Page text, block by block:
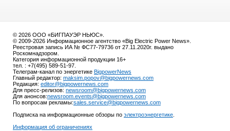
© 2026 ООО «БИГПАУЭР НЬЮС».
© 2009-2026 Информационное агентство «Big Electric Power News».
Реестровая запись ИА № ФС77-79736 от 27.11.2020г. выдано
Роскомнадзором.
Категория информационной продукции 16+
тел. : +7(495) 589-51-97.
Телеграм-канал по энергетике BigpowerNews
Главный редактор: maksim.popov@bigpowernews.com
Редакция: editor@bigpowernews.com
Для пресс-релизов: newsroom@bigpowernews.com
Для анонсов:newsroom.events@bigpowernews.com
По вопросам рекламы:sales.service@bigpowernews.com
Подписка на информационные обзоры по электроэнергетике
Информация об ограничениях